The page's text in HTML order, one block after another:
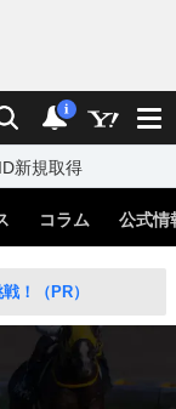
検索 通知
i
ID新規取得
コラム 公式情
！（PR）